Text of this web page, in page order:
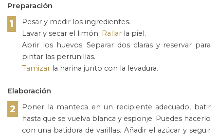
Preparación
1
Pesar y medir los ingredientes.
Lavar y secar el limón. Rallar la piel.
Abrir los huevos. Separar dos claras y reservar para
pintar las perrunillas.
Tamizar la harina junto con la levadura.
Elaboración
2
Poner la manteca en un recipiente adecuado, batir
hasta que se vuelva blanca y esponje. Puedes hacerlo
con una batidora de varillas. Añadir el azúcar y seguir